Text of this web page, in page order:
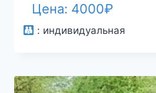
Цена: 4000₽
: индивидуальная